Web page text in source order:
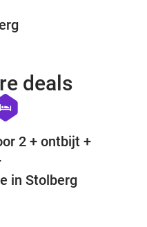
deals
hotel
2 + ontbijt +
in Stolberg